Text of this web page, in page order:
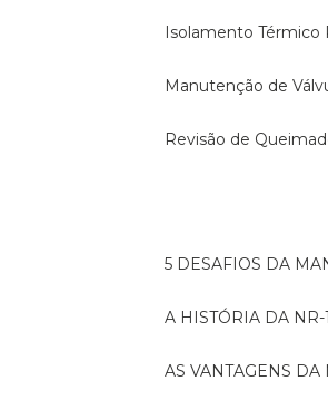
Isolamento
Manutenção de
Revisão de
5 DESAFIOS DA
A HISTÓRIA DA NR-
AS VANTAGENS